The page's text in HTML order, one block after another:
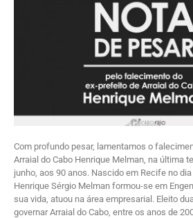
Com profundo pesar, lamentamos o
Arraial do Cabo Henrique Melman, na última
junho, aos 90 anos. Nascido em Recife no dia
Henrique Sérgio Melman formou-se em
sua vida, atuou na área empresarial. Eleito
governar Arraial do Cabo, entre os anos de